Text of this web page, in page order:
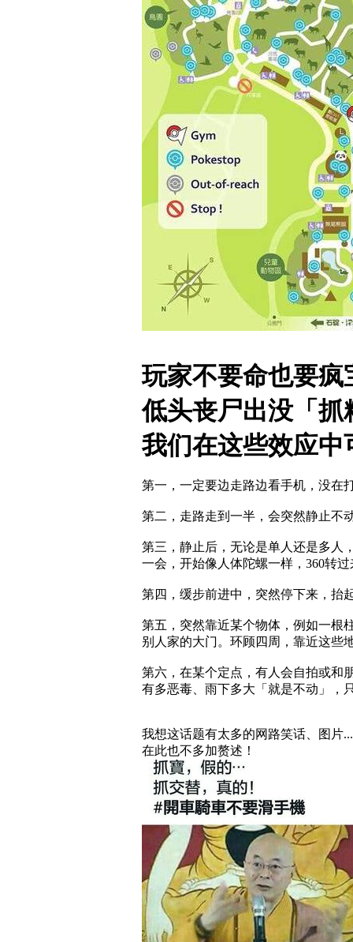
玩家不要命也要疯
低头丧尸出没「抓
我们在这些效应
第一，一定要边走路边看手机，没在
第二，走路走到一半，会突然静止不
第三，静止后，无论是单人还是多人
一会，开始像人体陀螺一样， 360转过
第四，缓步前进中，突然停下来，抬
第五，突然靠近某个物体，例如一根
别人家的大门。环顾四周，靠近这些
第六，在某个定点，有人会自拍或和
有多恶毒、雨下多大「就是不动」，
我想这话题有太多的网路笑话、图片...
在此也不多加赘述！